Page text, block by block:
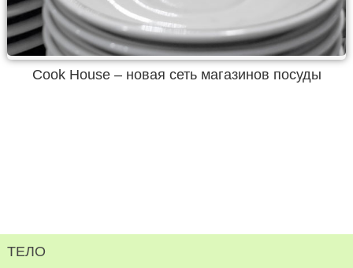
Cook House – новая сеть магазинов посуды
ТЕЛО